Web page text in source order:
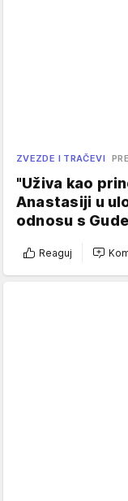
ZVEZDE I TRAČEVI
"Uživa kao
Anastasiji u
odnosu s
Reaguj